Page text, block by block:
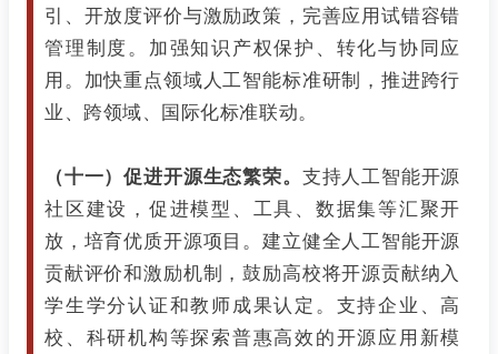
引、开放度评价与激励政策，完善应用试错容错
管理制度。加强知识产权保护、转化与协同应
用。加快重点领域人工智能标准研制，推进跨行
业、跨领域、国际化标准联动。
（十一）促进开源生态繁荣。 支持人工智能开源
社区建设，促进模型、工具、数据集等汇聚开
放，培育优质开源项目。建立健全人工智能开源
贡献评价和激励机制，鼓励高校将开源贡献纳入
学生学分认证和教师成果认定。支持企业、高
校、科研机构等探索普惠高效的开源应用新模